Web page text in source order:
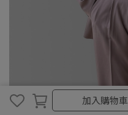
取消加入購物車